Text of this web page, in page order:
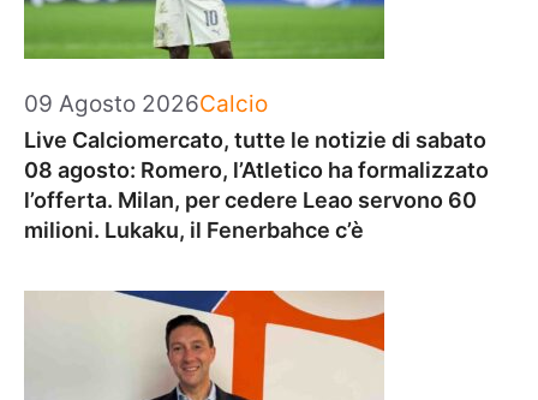
09 Agosto 2026Categorie
Calcio
Live Calciomercato, tutte le notizie di sabato
08 agosto: Romero, l’Atletico ha formalizzato
l’offerta. Milan, per cedere Leao servono 60
milioni. Lukaku, il Fenerbahce c’è